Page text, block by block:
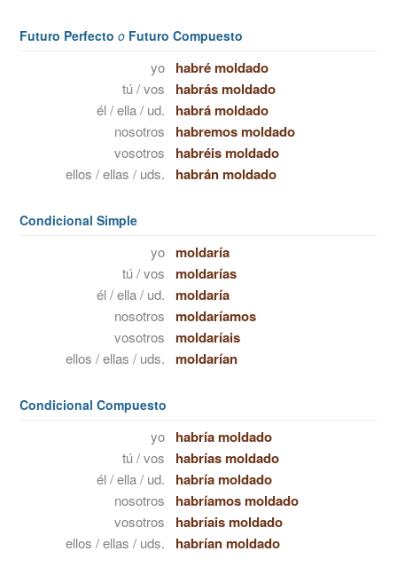
Futuro Perfecto o Futuro Compuesto
yo habré moldado
tú / vos habrás moldado
él / ella / ud. habrá moldado
nosotros habremos moldado
vosotros habréis moldado
ellos / ellas / uds. habrán moldado
Condicional Simple
yo moldaría
tú / vos moldarías
él / ella / ud. moldaría
nosotros moldaríamos
vosotros moldaríais
ellos / ellas / uds. moldarían
Condicional Compuesto
yo habría moldado
tú / vos habrías moldado
él / ella / ud. habría moldado
nosotros habríamos moldado
vosotros habríais moldado
ellos / ellas / uds. habrían moldado